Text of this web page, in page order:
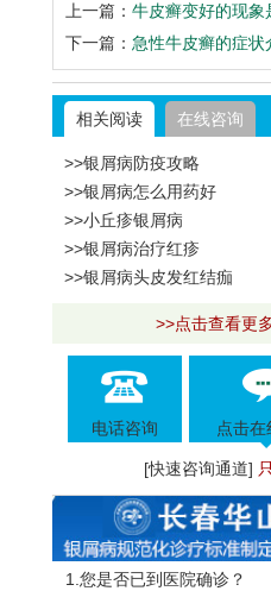
上一篇： 牛皮癣变好的现象
下一篇： 急性牛皮癣的症状
相关阅读 在线咨询
>>银屑病防疫攻略
>>银屑病怎么用药好
>>小丘疹银屑病
>>银屑病治疗红疹
>>银屑病头皮发红结痂
>>点击查看更
电话咨询 点击在
[快速咨询通道]
1.您是否已到医院确诊？